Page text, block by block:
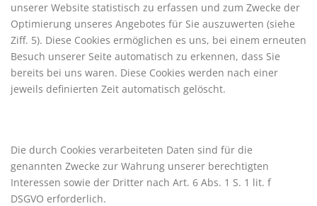
unserer Website statistisch zu erfassen und zum Zwecke der
Optimierung unseres Angebotes für Sie auszuwerten (siehe
Ziff. 5). Diese Cookies ermöglichen es uns, bei einem erneuten
Besuch unserer Seite automatisch zu erkennen, dass Sie
bereits bei uns waren. Diese Cookies werden nach einer
jeweils definierten Zeit automatisch gelöscht.
Die durch Cookies verarbeiteten Daten sind für die
genannten Zwecke zur Wahrung unserer berechtigten
Interessen sowie der Dritter nach Art. 6 Abs. 1 S. 1 lit. f
DSGVO erforderlich.